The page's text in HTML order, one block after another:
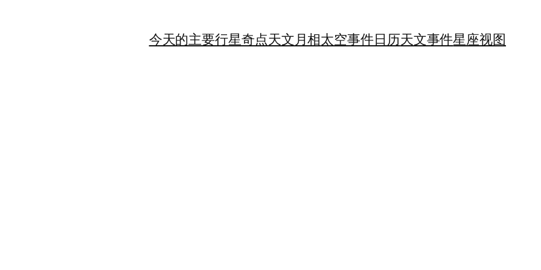
今天的主要行星奇点天文月相太空事件日历天文事件星座视图